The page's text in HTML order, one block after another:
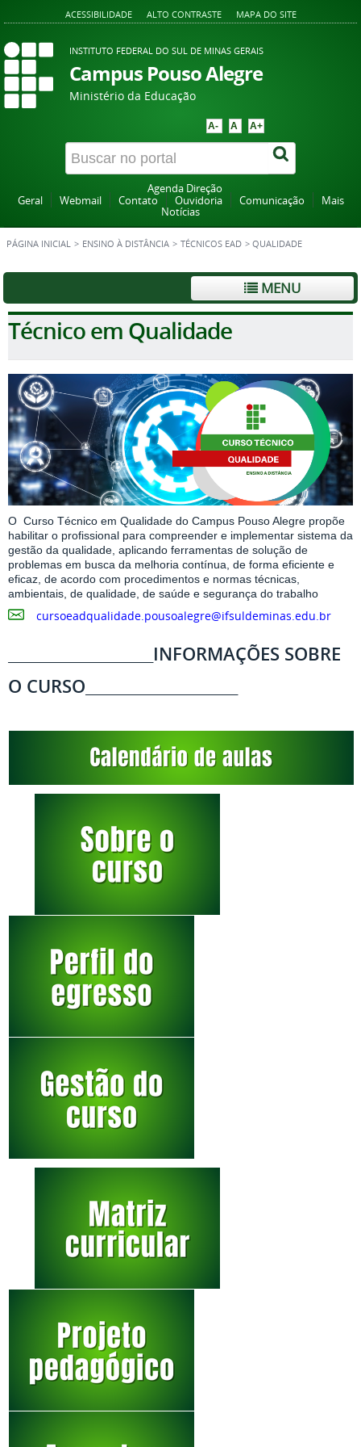
ACESSIBILIDADE ALTO CONTRASTE MAPA DO SITE
INSTITUTO FEDERAL DO SUL DE MINAS GERAIS
Campus Pouso Alegre
Ministério da Educação
A- A A+
Agenda Direção
Geral
Webmail Contato Ouvidoria Comunicação
Mais
Notícias
PÁGINA INICIAL > ENSINO À DISTÂNCIA > TÉCNICOS EAD > QUALIDADE
MENU
Técnico em Qualidade
O Curso Técnico em Qualidade do Campus Pouso Alegre propõe
habilitar o profissional para compreender e implementar sistema da
gestão da qualidade, aplicando ferramentas de solução de
problemas em busca da melhoria contínua, de forma eficiente e
eficaz, de acordo com procedimentos e normas técnicas,
ambientais, de qualidade, de saúde e segurança do trabalho
cursoeadqualidade.pousoalegre@ifsuldeminas.edu.br
____________________INFORMAÇÕES SOBRE
O CURSO_____________________